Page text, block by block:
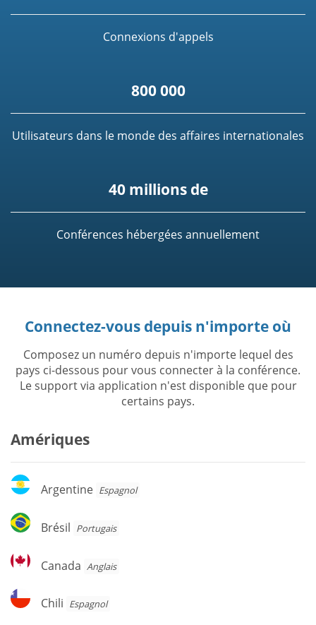
Connexions d'appels
800 000
Utilisateurs dans le monde des affaires internationales
40 millions de
Conférences hébergées annuellement
Connectez-vous depuis n'importe où
Composez un numéro depuis n'importe lequel des
pays ci-dessous pour vous connecter à la conférence.
Le support via application n'est disponible que pour
certains pays.
Amériques
Argentine
Argentine Espagnol
Brésil
Brésil Portugais
Canada
Canada Anglais
Chili
Chili Espagnol